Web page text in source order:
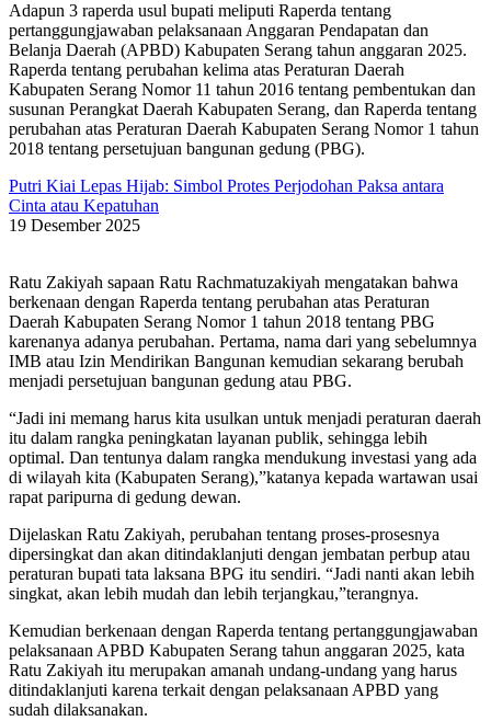
Adapun 3 raperda usul bupati meliputi Raperda tentang
pertanggungjawaban pelaksanaan Anggaran Pendapatan dan
Belanja Daerah (APBD) Kabupaten Serang tahun anggaran 2025.
Raperda tentang perubahan kelima atas Peraturan Daerah
Kabupaten Serang Nomor 11 tahun 2016 tentang pembentukan dan
susunan Perangkat Daerah Kabupaten Serang, dan Raperda tentang
perubahan atas Peraturan Daerah Kabupaten Serang Nomor 1 tahun
2018 tentang persetujuan bangunan gedung (PBG).
Putri Kiai Lepas Hijab: Simbol Protes Perjodohan Paksa antara
Cinta atau Kepatuhan
19 Desember 2025
Ratu Zakiyah sapaan Ratu Rachmatuzakiyah mengatakan bahwa
berkenaan dengan Raperda tentang perubahan atas Peraturan
Daerah Kabupaten Serang Nomor 1 tahun 2018 tentang PBG
karenanya adanya perubahan. Pertama, nama dari yang sebelumnya
IMB atau Izin Mendirikan Bangunan kemudian sekarang berubah
menjadi persetujuan bangunan gedung atau PBG.
“Jadi ini memang harus kita usulkan untuk menjadi peraturan daerah
itu dalam rangka peningkatan layanan publik, sehingga lebih
optimal. Dan tentunya dalam rangka mendukung investasi yang ada
di wilayah kita (Kabupaten Serang),”katanya kepada wartawan usai
rapat paripurna di gedung dewan.
Dijelaskan Ratu Zakiyah, perubahan tentang proses-prosesnya
dipersingkat dan akan ditindaklanjuti dengan jembatan perbup atau
peraturan bupati tata laksana BPG itu sendiri. “Jadi nanti akan lebih
singkat, akan lebih mudah dan lebih terjangkau,”terangnya.
Kemudian berkenaan dengan Raperda tentang pertanggungjawaban
pelaksanaan APBD Kabupaten Serang tahun anggaran 2025, kata
Ratu Zakiyah itu merupakan amanah undang-undang yang harus
ditindaklanjuti karena terkait dengan pelaksanaan APBD yang
sudah dilaksanakan.